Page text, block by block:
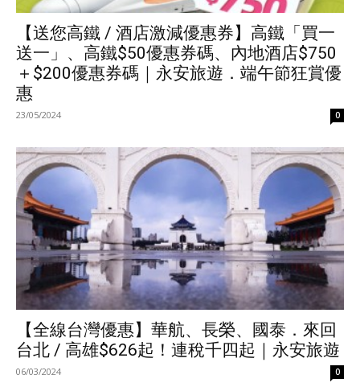
【送您高鐵 / 酒店激減優惠券】高鐵「買一
送一」、高鐵$50優惠券碼、內地酒店$750
＋$200優惠券碼｜永安旅遊．端午節狂賞優
惠
23/05/2024 0
【全線台灣優惠】華航、長榮、國泰．來回
台北 / 高雄$626起！連稅千四起｜永安旅遊
06/03/2024 0